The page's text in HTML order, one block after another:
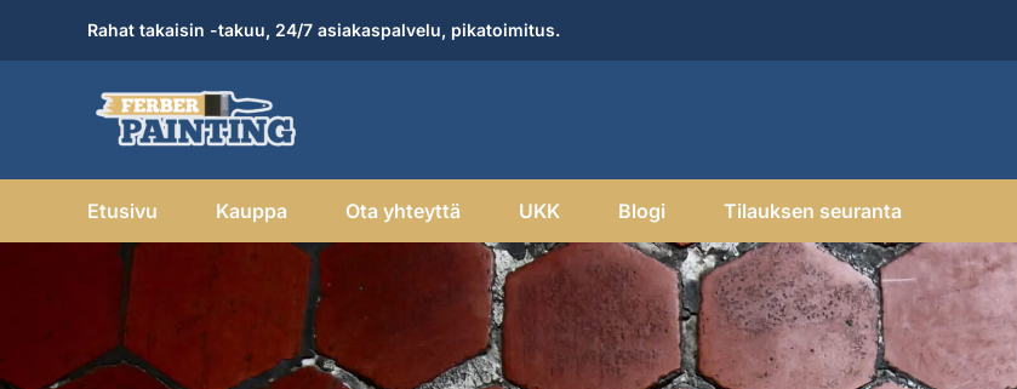
Rahat takaisin -takuu, 24/7 asiakaspalvelu, pikatoimitus.
Etusivu Kauppa Ota yhteyttä UKK Blogi Tilauksen seuranta